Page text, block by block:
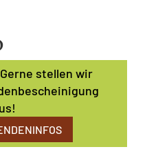
stellen wir